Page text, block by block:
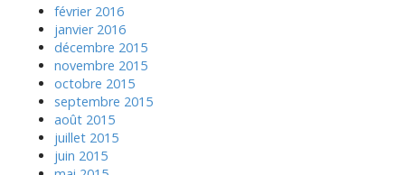
février 2016
janvier 2016
décembre 2015
novembre 2015
octobre 2015
septembre 2015
août 2015
juillet 2015
juin 2015